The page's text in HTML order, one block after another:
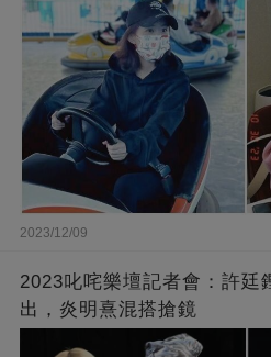
2023/12/09
2023叱咤樂壇記者會：許廷
出，炎明熹混搭搶鏡